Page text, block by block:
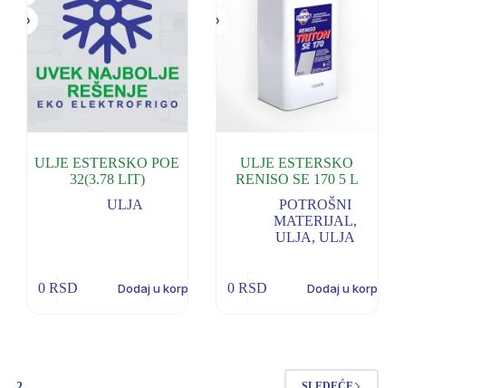
ULJE ESTERSKO POE
32(3.78 LIT)
ULJA
0 RSD Dodaj u korpu
ULJE ESTERSKO
RENISO SE 170 5 L
POTROŠNI
MATERIJAL,
ULJA, ULJA
0RSD Dodaj u korpu